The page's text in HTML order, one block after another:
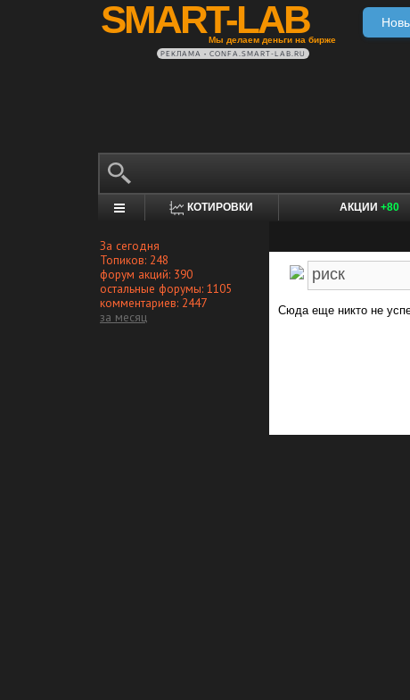
SMART-LAB
Мы делаем деньги на бирже
РЕКЛАМА • CONFA.SMART-LAB.RU
КОТИРОВКИ АКЦИИ +80
За сегодня
Топиков: 248
форум акций: 390
остальные форумы: 1105
комментариев: 2447
за месяц
Сюда еще никто не